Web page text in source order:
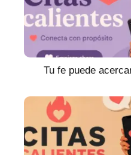
Tu fe puede